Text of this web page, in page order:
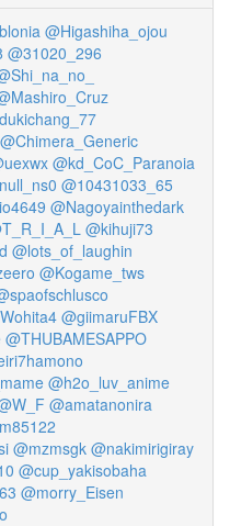
@Higashiha_ojou
@31020_296
@Chimera_Generic
@kd_CoC_Paranoia
@10431033_65
@Nagoyainthedark
@kihuji73
@lots_of_laughin
@Kogame_tws
@giimaruFBX
@THUBAMESAPPO
@h2o_luv_anime
@amatanonira
@mzmsgk @nakimirigiray
@cup_yakisobaha
@morry_Eisen